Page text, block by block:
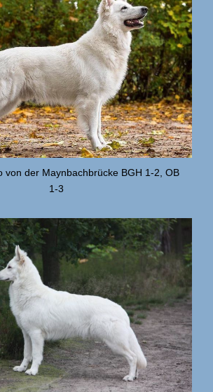
von der Maynbachbrücke BGH 1-2, OB
1-3